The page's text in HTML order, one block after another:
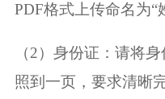
PDF格式上传命名为“
（2）身份证：请将
照到一页，要求清晰